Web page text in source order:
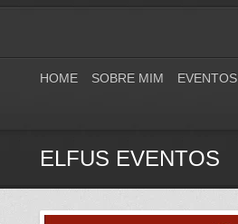
HOME SOBRE MIM EVENTOS
ELFUS EVENTOS